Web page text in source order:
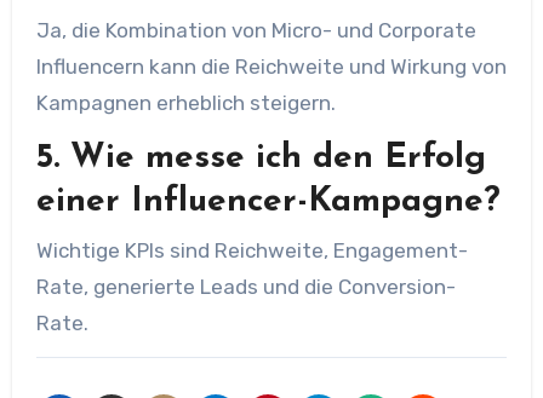
Ja, die Kombination von Micro- und Corporate
Influencern kann die Reichweite und Wirkung von
Kampagnen erheblich steigern.
5. Wie messe ich den Erfolg
einer Influencer-Kampagne?
Wichtige KPIs sind Reichweite, Engagement-
Rate, generierte Leads und die Conversion-
Rate.